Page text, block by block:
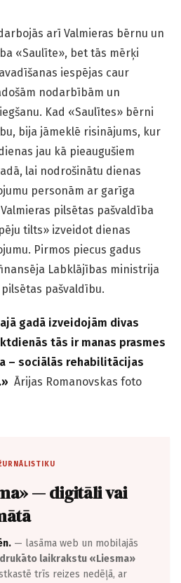
arī Valmieras bērnu un
«Saulīte», bet tās mērķi
iespējas caur
nodarbībām un
Kad «Saulītes» bērni
bija jāmeklē risinājums, kur
jau kā pieaugušiem
lai nodrošinātu dienas
personām ar garīga
pilsētas pašvaldība
tilts» izveidot dienas
Pirmos piecus gadus
Labklājības ministrija
pašvaldību.
gadā izveidojām divas
tās ir manas prasmes
– sociālās rehabilitācijas
Ārijas Romanovskas foto
— digitāli vai
— lasāma web un mobilajās
drukāto laikrakstu «Liesma»
trīs reizes nedēļā, ar